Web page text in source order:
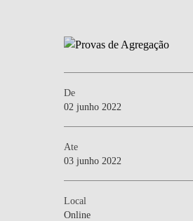
De
02 junho 2022
Ate
03 junho 2022
Local
Online